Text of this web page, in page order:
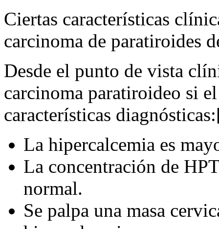
Ciertas características
carcinoma de paratiroides
Desde el punto de vista
carcinoma paratiroideo si
características
La hipercalcemia es
La concentración de
normal.
Se palpa una masa